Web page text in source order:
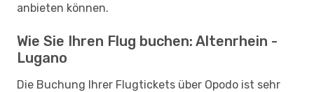
anbieten können.
Wie Sie Ihren Flug buchen: Altenrhein -
Lugano
Die Buchung Ihrer Flugtickets über Opodo ist sehr